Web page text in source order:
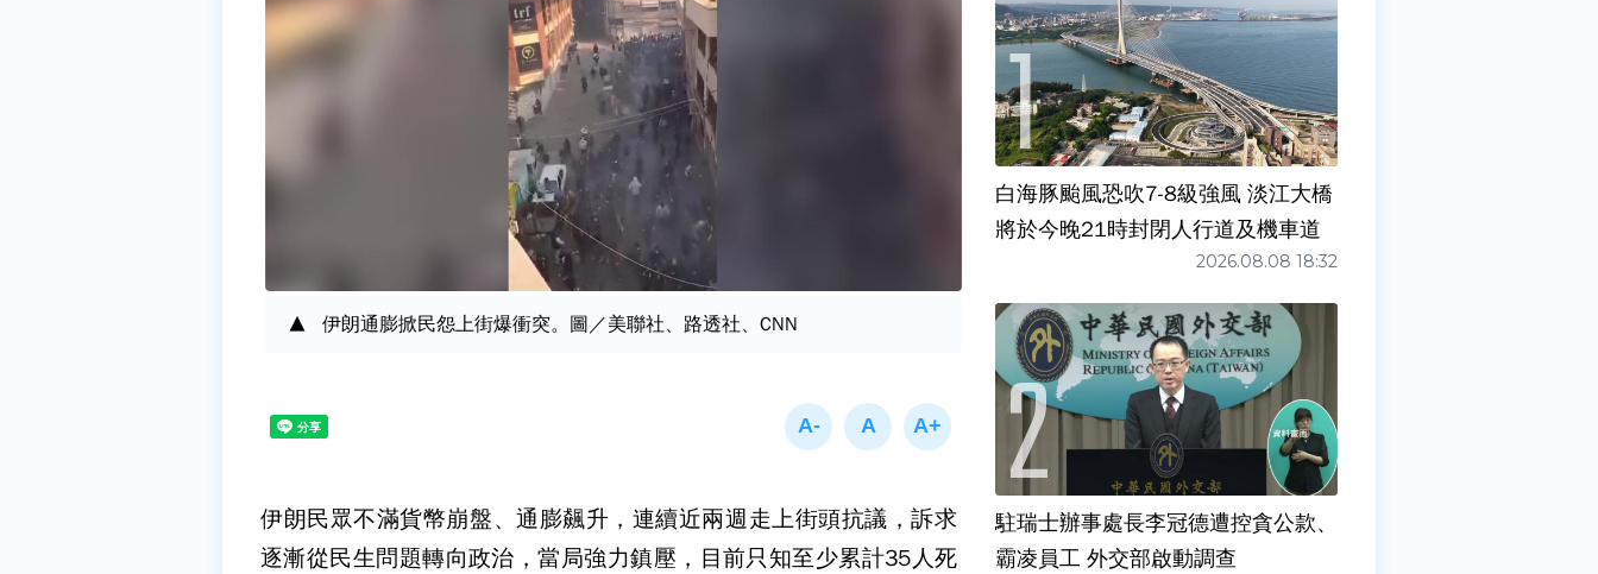
伊朗通膨掀民怨上街爆衝突。圖／美聯社、路透社、CNN
伊朗民眾不滿貨幣崩盤、通膨飆升，連續近兩週走上街頭抗議，訴求
逐漸從民生問題轉向政治，當局強力鎮壓，目前只知至少累計35人死
白海豚颱風恐吹7-8級強風 淡江大橋
將於今晚21時封閉人行道及機車道
2026.08.08 18:32
駐瑞士辦事處長李冠德遭控貪公款、
霸凌員工 外交部啟動調查